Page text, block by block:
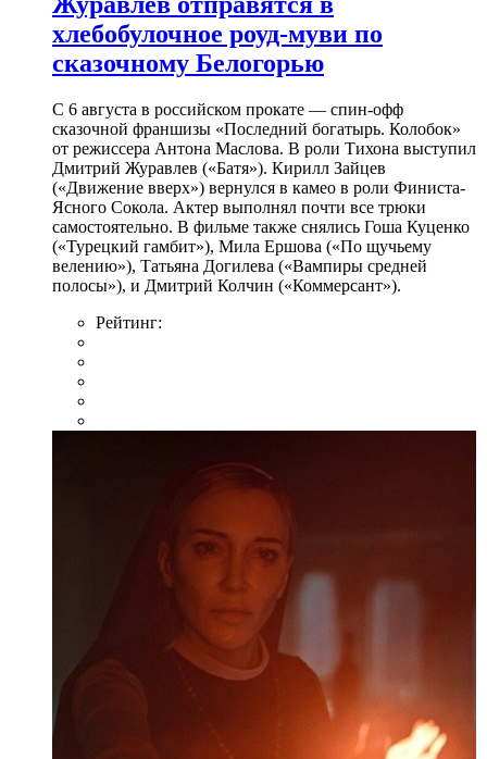
хлебобулочное роуд-муви по
сказочному Белогорью
С 6 августа в российском прокате — спин-офф
сказочной франшизы «Последний богатырь. Колобок»
от режиссера Антона Маслова. В роли Тихона выступил
Дмитрий Журавлев («Батя»). Кирилл Зайцев
(«Движение вверх») вернулся в камео в роли Финиста-
Ясного Сокола. Актер выполнял почти все трюки
самостоятельно. В фильме также снялись Гоша Куценко
(«Турецкий гамбит»), Мила Ершова («По щучьему
велению»), Татьяна Догилева («Вампиры средней
полосы»), и Дмитрий Колчин («Коммерсант»).
Рейтинг: